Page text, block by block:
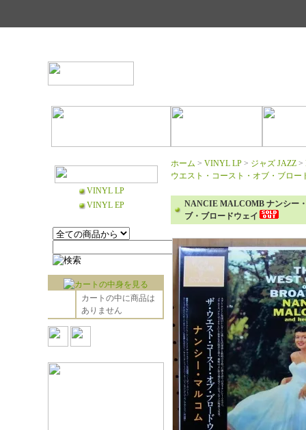
VINYL LP
VINYL EP
カートの中に商品は
ありません
ホーム > VINYL LP > ジャズ JAZZ >
ウエスト・コースト・オブ・ブロー
NANCIE MALCOMB ナンシー
ブ・ブロードウェイ